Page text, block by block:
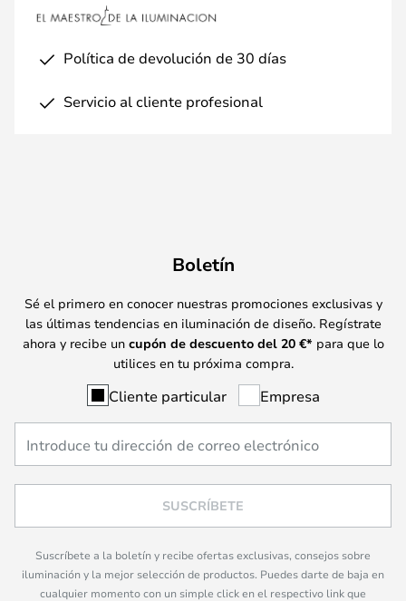
Política de devolución de 30 días
Servicio al cliente profesional
Boletín
Sé el primero en conocer nuestras promociones exclusivas y
las últimas tendencias en iluminación de diseño. Regístrate
ahora y recibe un cupón de descuento del 20 €* para que lo
utilices en tu próxima compra.
Cliente particular Empresa
SUSCRÍBETE
Suscríbete a la boletín y recibe ofertas exclusivas, consejos sobre
iluminación y la mejor selección de productos. Puedes darte de baja en
cualquier momento con un simple click en el respectivo link que